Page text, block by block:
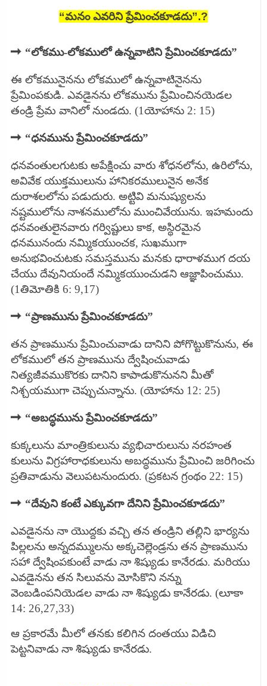
“మనం ఎవరిని ప్రేమించకూడదు”.?
➡ “లోకము-లోకములో ఉన్నవాటిని ప్రేమించకూడదు”
ఈ లోకమునైనను లోకములో ఉన్నవాటినైనను
ప్రేమింపకుడి. ఎవడైనను లోకమును ప్రేమించినయెడల
తండ్రి ప్రేమ వానిలో నుండదు. (1యోహాను 2: 15)
➡ “ధనమును ప్రేమించకూడదు”
ధనవంతులగుటకు అపేక్షించు వారు శోధనలోను, ఉరిలోను,
అవివేక యుక్తములును హానికరములునైన అనేక
దురాశలలోను పడుదురు. అట్టివి మనుష్యులను
నష్టములోను నాశనములోను ముంచివేయును. ఇహమందు
ధనవంతులైనవారు గర్విష్టులు కాక, అస్థిరమైన
ధనమునందు నమ్మికయుంచక, సుఖముగా
అనుభవించుటకు సమస్తమును మనకు ధారాళముగ దయ
చేయు దేవునియందే నమ్మికయుంచుడని ఆజ్ఞాపించుము.
(1తిమోతికి 6: 9,17)
➡ “ప్రాణమును ప్రేమించకూడదు”
తన ప్రాణమును ప్రేమించువాడు దానిని పోగొట్టుకొనును, ఈ
లోకములో తన ప్రాణమును ద్వేషించువాడు
నిత్యజీవముకొరకు దానిని కాపాడుకొనునని మీతో
నిశ్చయముగా చెప్పుచున్నాను. (యోహాను 12: 25)
➡ “అబద్ధమును ప్రేమించకూడదు”
కుక్కలును మాంత్రికులును వ్యభిచారులును నరహంత
కులును విగ్రహారాధకులును అబద్ధమును ప్రేమించి జరిగించు
ప్రతివాడును వెలుపటనుందురు. (ప్రకటన గ్రంథం 22: 15)
➡ “దేవుని కంటే ఎక్కువగా దేనిని ప్రేమించకూడదు”
ఎవడైనను నా యొద్దకు వచ్చి తన తండ్రిని తల్లిని భార్యను
పిల్లలను అన్నదమ్ములను అక్కచెల్లెండ్రను తన ప్రాణమును
సహా ద్వేషింపకుంటే వాడు నా శిష్యుడు కానేరడు. మరియు
ఎవడైనను తన సిలువను మోసికొని నన్ను
వెంబడింపనియెడల వాడు నా శిష్యుడు కానేరడు. (లూకా
14: 26,27,33)
ఆ ప్రకారమే మీలో తనకు కలిగిన దంతయు విడిచి
పెట్టనివాడు నా శిష్యుడు కానేరడు.